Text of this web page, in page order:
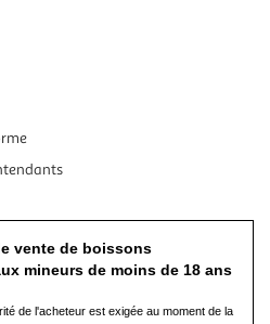
vente de boissons
mineurs de moins de 18 ans
de l'acheteur est exigée au moment de la